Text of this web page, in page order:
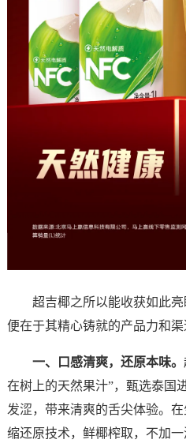
超吉椰之所以能收获如此
便在于其精心铸就的产品力和渠
一、口感清爽，还原本味。
在树上的天然果汁”，甄选泰国
发涩，带来清爽的舌尖体验。
缩还原技术，鲜椰榨取，不加